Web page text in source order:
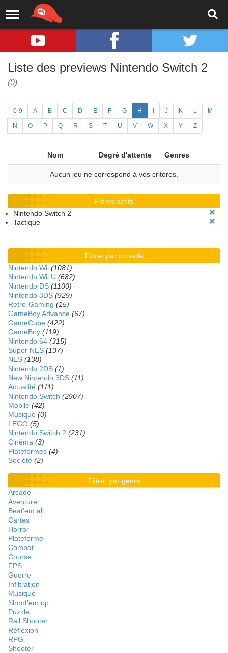
Liste des previews Nintendo Switch 2
(0)
0-9 A B C D E F G H J K L M
N O P Q R S T U V W X Y Z
Nom Degré d'attente Genres
Aucun jeu ne correspond à vos critères.
Filtres actifs
Nintendo Switch 2
Tactique
Filtrer par console
Nintendo Wii (1081)
Nintendo Wii U (682)
Nintendo DS (1100)
Nintendo 3DS (929)
Retro-Gaming (15)
GameBoy Advance (67)
GameCube (422)
GameBoy (119)
Nintendo 64 (315)
Super NES (137)
NES (138)
Nintendo 2DS (1)
New Nintendo 3DS (11)
Actualité (111)
Nintendo Switch (2907)
Mobile (42)
Musique (0)
LEGO (5)
Nintendo Switch 2 (231)
Cinéma (3)
Plateformes (4)
Société (2)
Filtrer par genre
Arcade
Aventure
Beat'em all
Cartes
Horror
Plateforme
Combat
Course
FPS
Guerre
Infiltration
Musique
Shoot'em up
Puzzle
Rail Shooter
Réflexion
RPG
Shooter